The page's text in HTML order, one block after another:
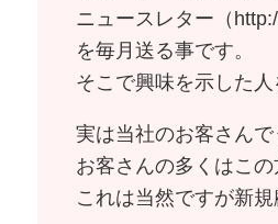
ニュースレター（
を毎月送る事です。
そこで興味を示した
実は当社のお客さん
お客さんの多くはこの
これは当然ですが新規